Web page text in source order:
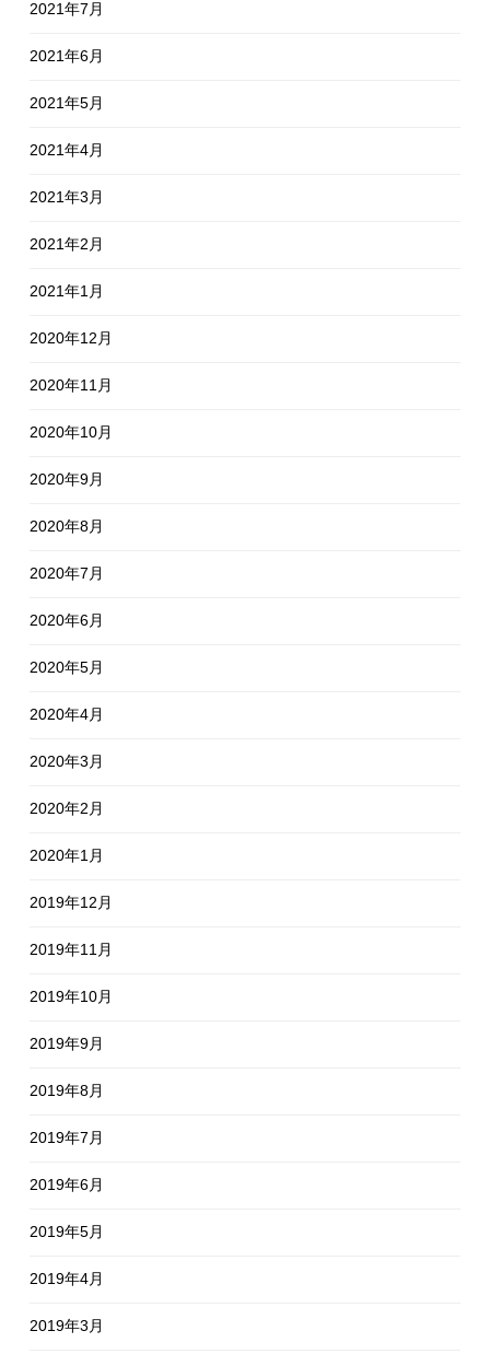
2021年7月
2021年6月
2021年5月
2021年4月
2021年3月
2021年2月
2021年1月
2020年12月
2020年11月
2020年10月
2020年9月
2020年8月
2020年7月
2020年6月
2020年5月
2020年4月
2020年3月
2020年2月
2020年1月
2019年12月
2019年11月
2019年10月
2019年9月
2019年8月
2019年7月
2019年6月
2019年5月
2019年4月
2019年3月